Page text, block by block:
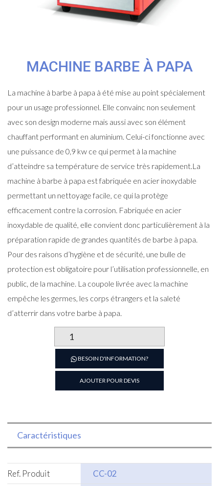
MACHINE BARBE À PAPA
La machine à barbe à papa à été mise au point spécialement
pour un usage professionnel. Elle convainc non seulement
avec son design moderne mais aussi avec son élément
chauffant performant en aluminium. Celui-ci fonctionne avec
une puissance de 0,9 kw ce qui permet à la machine
d’atteindre sa température de service très rapidement.La
machine à barbe à papa est fabriquée en acier inoxydable
permettant un nettoyage facile, ce qui la protège
efficacement contre la corrosion. Fabriquée en acier
inoxydable de qualité, elle convient donc particulièrement à la
préparation rapide de grandes quantités de barbe à papa.
Pour des raisons d’hygiène et de sécurité, une bulle de
protection est obligatoire pour l’utilisation professionnelle, en
public, de la machine. La coupole livrée avec la machine
empêche les germes, les corps étrangers et la saleté
d’atterrir dans votre barbe à papa.
de
Machine
barbe
à
papa
BESOIN D'INFORMATION?
AJOUTER POUR DEVIS
Caractéristiques
Ref. Produit
CC-02